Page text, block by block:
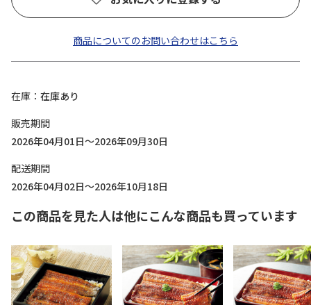
商品についてのお問い合わせはこちら
在庫
在庫あり
販売期間
2026年04月01日～2026年09月30日
配送期間
2026年04月02日～2026年10月18日
この商品を見た人は他にこんな商品も買っています